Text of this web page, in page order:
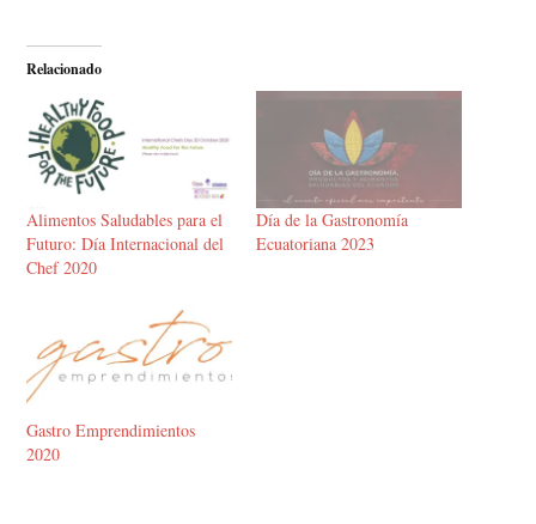
Relacionado
Alimentos Saludables para el
Futuro: Día Internacional del
Chef 2020
Día de la Gastronomía
Ecuatoriana 2023
Gastro Emprendimientos
2020